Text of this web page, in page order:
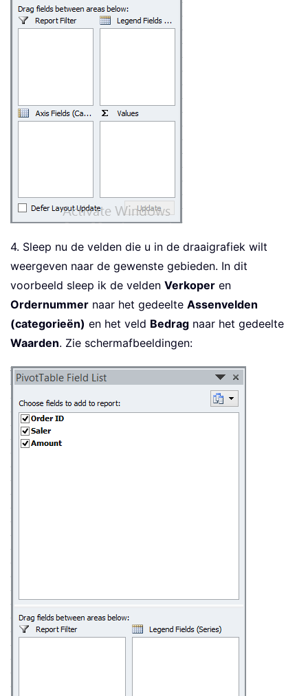
4. Sleep nu de velden die u in de draaigrafiek wilt
weergeven naar de gewenste gebieden. In dit
voorbeeld sleep ik de velden Verkoper en
Ordernummer naar het gedeelte Assenvelden
(categorieën) en het veld Bedrag naar het gedeelte
Waarden. Zie schermafbeeldingen: